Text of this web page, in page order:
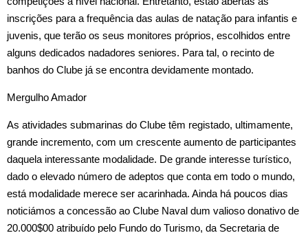
inscrições para a frequência das aulas de natação para infantis e
juvenis, que terão os seus monitores próprios, escolhidos entre
alguns dedicados nadadores seniores. Para tal, o recinto de
banhos do Clube já se encontra devidamente montado.
Mergulho Amador
As atividades submarinas do Clube têm registado, ultimamente,
grande incremento, com um crescente aumento de participantes
daquela interessante modalidade. De grande interesse turístico,
dado o elevado número de adeptos que conta em todo o mundo,
está modalidade merece ser acarinhada. Ainda há poucos dias
noticiámos a concessão ao Clube Naval dum valioso donativo de
20.000$00 atribuído pelo Fundo do Turismo, da Secretaria de